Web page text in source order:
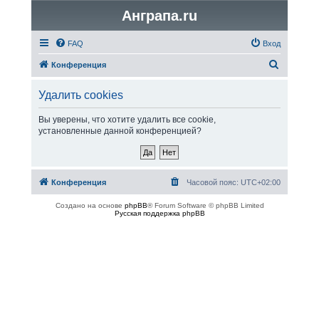
Анграпа.ru
FAQ Вход
Конференция
Удалить cookies
Вы уверены, что хотите удалить все cookie,
установленные данной конференцией?
Конференция Часовой пояс: UTC+02:00
Создано на основе phpBB® Forum Software © phpBB Limited
Русская поддержка phpBB